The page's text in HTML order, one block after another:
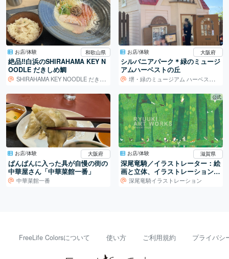
お店/体験 和歌山県
絶品‼️白浜のSHIRAHAMA KEY N
OODLE だきしめ鯛
SHIRAHAMA KEY NOODLE だきしめ鯛
お店/体験 大阪府
シルバニアパーク＊緑のミュージ
アムハーベストの丘
堺・緑のミュージアム ハーベストの丘
お店/体験 大阪府
ぱんぱんに入った具が自慢の街の
中華屋さん「中華菜館一番」
中華菜館一番
公式
お店/体験 滋賀県
深尾竜騎／イラストレーター：絵
画と立体、イラストレーションの
世界深尾竜騎イラストレーション
FreeLife Colorsについて 使い方 ご利用規約 プライバシ